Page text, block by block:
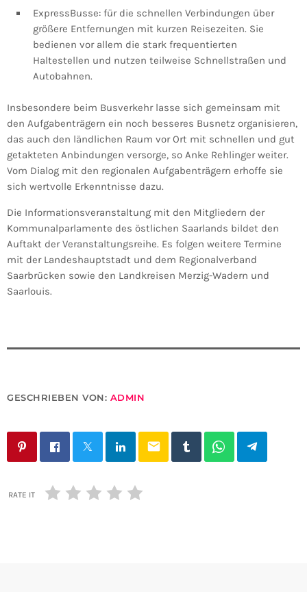
ExpressBusse: für die schnellen Verbindungen über
größere Entfernungen mit kurzen Reisezeiten. Sie
bedienen vor allem die stark frequentierten
Haltestellen und nutzen teilweise Schnellstraßen und
Autobahnen.
Insbesondere beim Busverkehr lasse sich gemeinsam mit
den Aufgabenträgern ein noch besseres Busnetz organisieren,
das auch den ländlichen Raum vor Ort mit schnellen und gut
getakteten Anbindungen versorge, so Anke Rehlinger weiter.
Vom Dialog mit den regionalen Aufgabenträgern erhoffe sie
sich wertvolle Erkenntnisse dazu.
Die Informationsveranstaltung mit den Mitgliedern der
Kommunalparlamente des östlichen Saarlands bildet den
Auftakt der Veranstaltungsreihe. Es folgen weitere Termine
mit der Landeshauptstadt und dem Regionalverband
Saarbrücken sowie den Landkreisen Merzig-Wadern und
Saarlouis.
GESCHRIEBEN VON: ADMIN
email
RATE IT